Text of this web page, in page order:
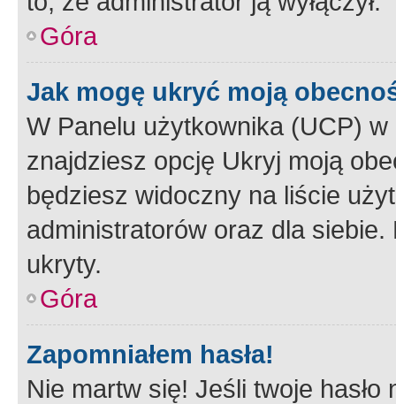
Góra
Jak mogę ukryć moją
W Panelu użytkownika (UCP) w
znajdziesz opcję Ukryj moją
będziesz widoczny na liście
administratorów oraz dla
ukryty.
Góra
Zapomniałem hasła!
Nie martw się! Jeśli twoje